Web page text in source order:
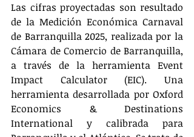
Las cifras proyectadas son resultado
de la Medición Económica Carnaval
de Barranquilla 2025, realizada por la
Cámara de Comercio de Barranquilla,
a través de la herramienta Event
Impact Calculator (EIC). Una
herramienta desarrollada por Oxford
Economics & Destinations
International y calibrada para